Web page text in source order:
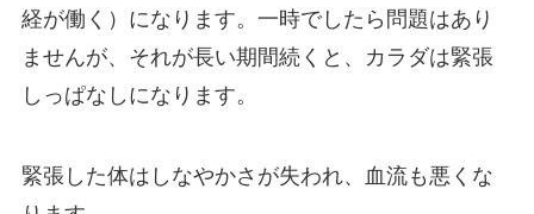
経が働く）になります。一時でしたら問題はあり
ませんが、それが長い期間続くと、カラダは緊張
しっぱなしになります。
緊張した体はしなやかさが失われ、血流も悪くな